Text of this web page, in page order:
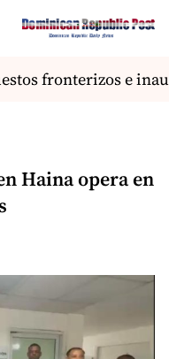
fronterizos e
Haina opera en